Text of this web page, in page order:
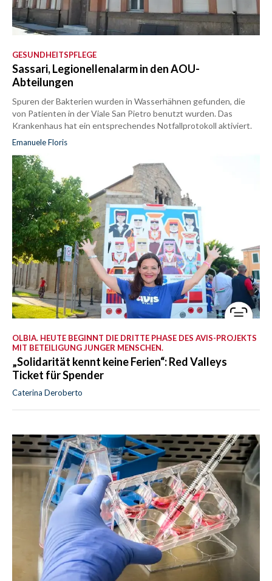
GESUNDHEITSPFLEGE
Sassari, Legionellenalarm in den AOU-
Abteilungen
Spuren der Bakterien wurden in Wasserhähnen gefunden, die
von Patienten in der Viale San Pietro benutzt wurden. Das
Krankenhaus hat ein entsprechendes Notfallprotokoll aktiviert.
Emanuele Floris
OLBIA. HEUTE BEGINNT DIE DRITTE PHASE DES AVIS-PROJEKTS
MIT BETEILIGUNG JUNGER MENSCHEN.
„Solidarität kennt keine Ferien“: Red Valleys
Ticket für Spender
Caterina Deroberto